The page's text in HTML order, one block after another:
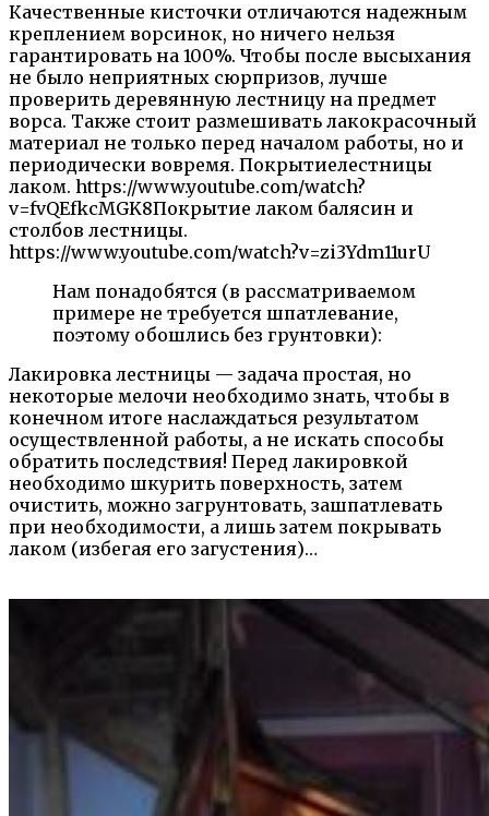
Качественные кисточки отличаются надежным
креплением ворсинок, но ничего нельзя
гарантировать на 100%. Чтобы после высыхания
не было неприятных сюрпризов, лучше
проверить деревянную лестницу на предмет
ворса. Также стоит размешивать лакокрасочный
материал не только перед началом работы, но и
периодически вовремя. Покрытиелестницы
лаком. https://www.youtube.com/watch?
v=fvQEfkcMGK8Покрытие лаком балясин и
столбов лестницы.
https://www.youtube.com/watch?v=zi3Ydm11urU
Нам понадобятся (в рассматриваемом
примере не требуется шпатлевание,
поэтому обошлись без грунтовки):
Лакировка лестницы — задача простая, но
некоторые мелочи необходимо знать, чтобы в
конечном итоге наслаждаться результатом
осуществленной работы, а не искать способы
обратить последствия! Перед лакировкой
необходимо шкурить поверхность, затем
очистить, можно загрунтовать, зашпатлевать
при необходимости, а лишь затем покрывать
лаком (избегая его загустения)…